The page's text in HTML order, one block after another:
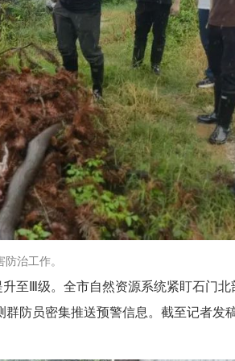
工作。
至Ⅲ级。全市自然资源系统紧盯石门
防员密集推送预警信息。截至记者